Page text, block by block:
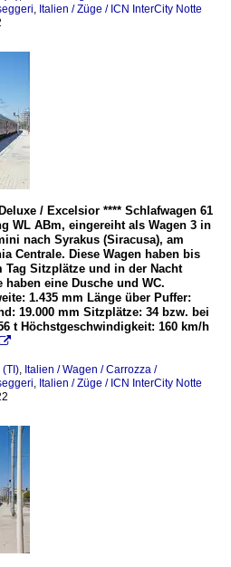
, Italien / Züge / ICN InterCity Notte
/ Excelsior **** Schlafwagen 61
WL ABm, eingereiht als Wagen 3 in
nach Syrakus (Siracusa), am
Centrale. Diese Wagen haben bis
Tag Sitzplätze und in der Nacht
haben eine Dusche und WC.
1.435 mm Länge über Puffer:
19.000 mm Sitzplätze: 34 bzw. bei
t Höchstgeschwindigkeit: 160 km/h

(TI), Italien / Wagen / Carrozza /
, Italien / Züge / ICN InterCity Notte